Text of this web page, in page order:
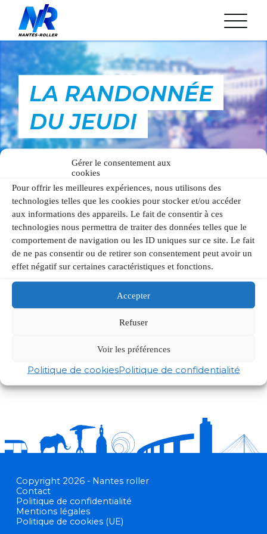
Gérer le consentement aux
cookies
Pour offrir les meilleures expériences, nous utilisons des
technologies telles que les cookies pour stocker et/ou accéder
aux informations des appareils. Le fait de consentir à ces
technologies nous permettra de traiter des données telles que le
comportement de navigation ou les ID uniques sur ce site. Le fait
de ne pas consentir ou de retirer son consentement peut avoir un
effet négatif sur certaines caractéristiques et fonctions.
Accepter
Refuser
Voir les préférences
Politique de cookiesPolitique de confidentialité
contenu
L’association
Statuts de l’Association
Réunion mensuelle
24H Roller du Mans
La rando du Jeudi
Gestion du cortège
L’équipe et ses bénévoles
FAQ
Discord
Agenda
Actualités
LA RANDONNÉE
DU JEUDI
Vous trouverez ici des éléments concernant les
randonnées du jeudi soir, l’évènement phare de
Nantes-Roller !
Les parcours
Gestion du cortège
L’équipe et ses bénévoles
Rejoindre Nantes-Roller
Copyright 2026 - Nantes roller
Contact
Politique de confidentialité
Mentions légales
Politique de cookies (UE)